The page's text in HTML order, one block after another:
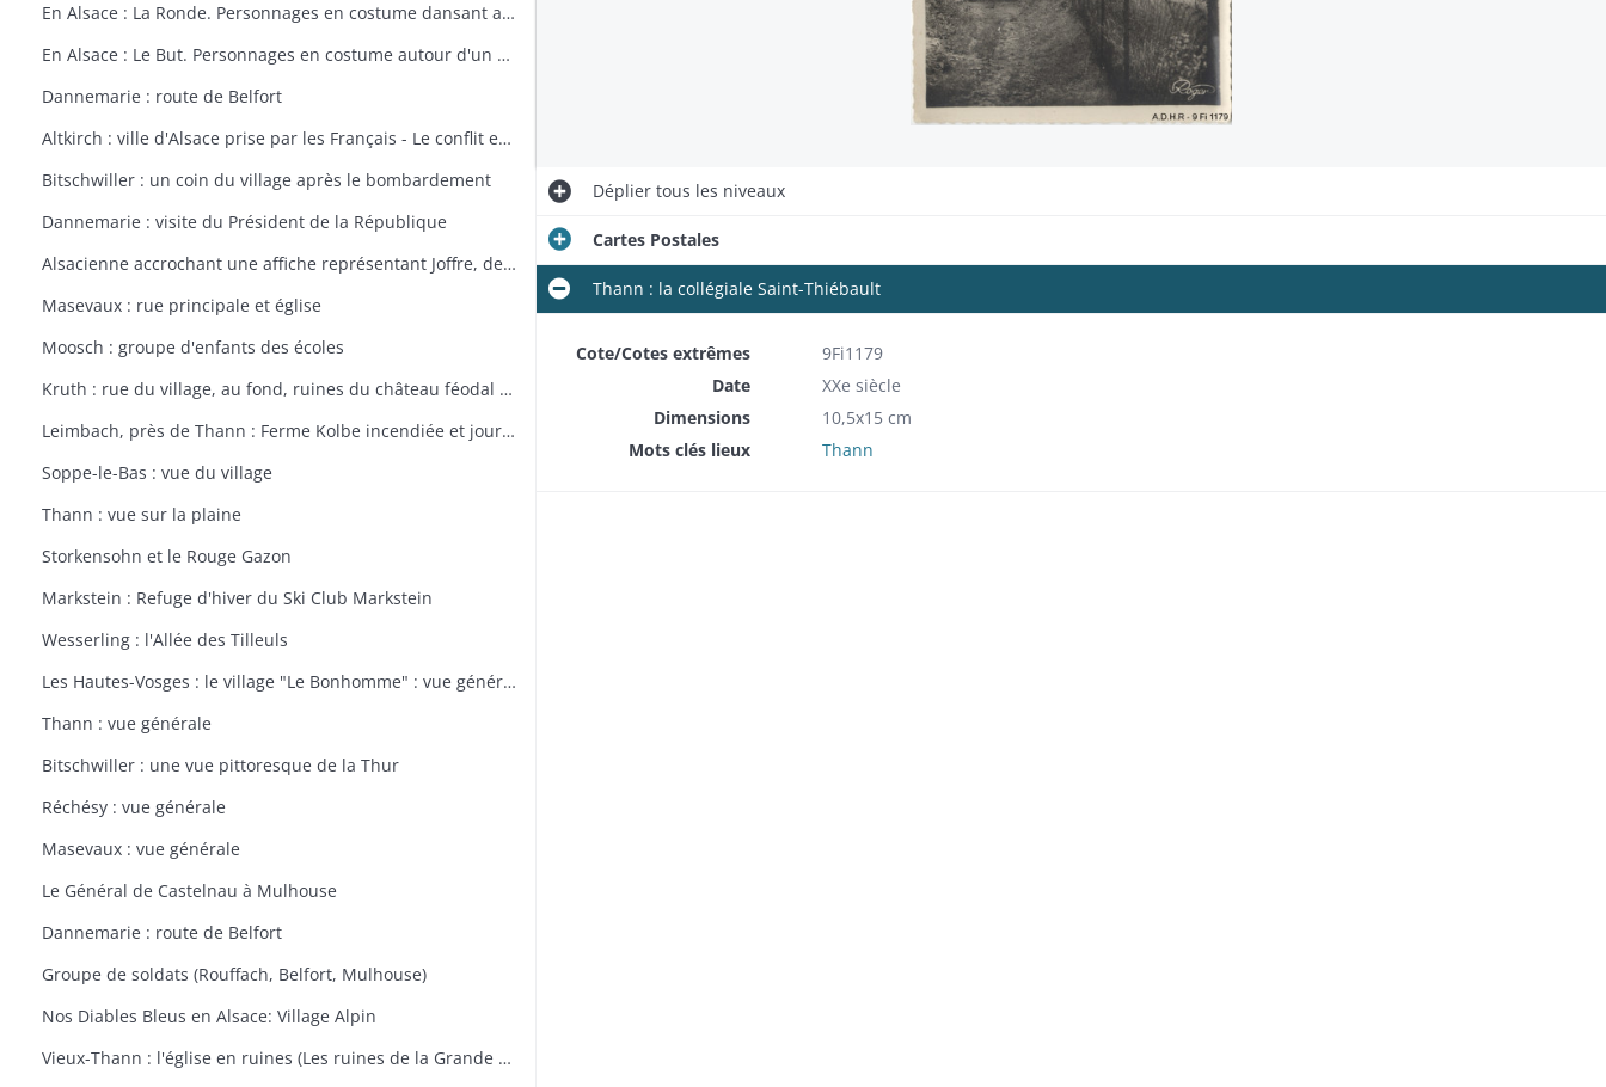
En Alsace : La Ronde. Personnages en costume dansant autour du drapeau français. Dessin par Delalain.
En Alsace : Le But. Personnages en costume autour d'un drapeau français. Dessin par Delalain
Dannemarie : route de Belfort
Altkirch : ville d'Alsace prise par les Français - Le conflit européen en 1914
Bitschwiller : un coin du village après le bombardement
Dannemarie : visite du Président de la République
Alsacienne accrochant une affiche représentant Joffre, dessin de Th. CROY
Masevaux : rue principale et église
Moosch : groupe d'enfants des écoles
Kruth : rue du village, au fond, ruines du château féodal de Wildenstein
Leimbach, près de Thann : Ferme Kolbe incendiée et journellement bombardée avec les dépendances en ruines
Soppe-le-Bas : vue du village
Thann : vue sur la plaine
Storkensohn et le Rouge Gazon
Markstein : Refuge d'hiver du Ski Club Markstein
Wesserling : l'Allée des Tilleuls
Les Hautes-Vosges : le village "Le Bonhomme" : vue générale
Thann : vue générale
Bitschwiller : une vue pittoresque de la Thur
Réchésy : vue générale
Masevaux : vue générale
Le Général de Castelnau à Mulhouse
Dannemarie : route de Belfort
Groupe de soldats (Rouffach, Belfort, Mulhouse)
Nos Diables Bleus en Alsace: Village Alpin
Vieux-Thann : l'église en ruines (Les ruines de la Grande Guerre)
Dépliertous les niveaux
Cartes Postales
Thann : la collégiale Saint-Thiébault
Cote/Cotes extrêmes
9Fi1179
Date
XXe siècle
Dimensions
10,5x15 cm
Mots clés lieux
Thann